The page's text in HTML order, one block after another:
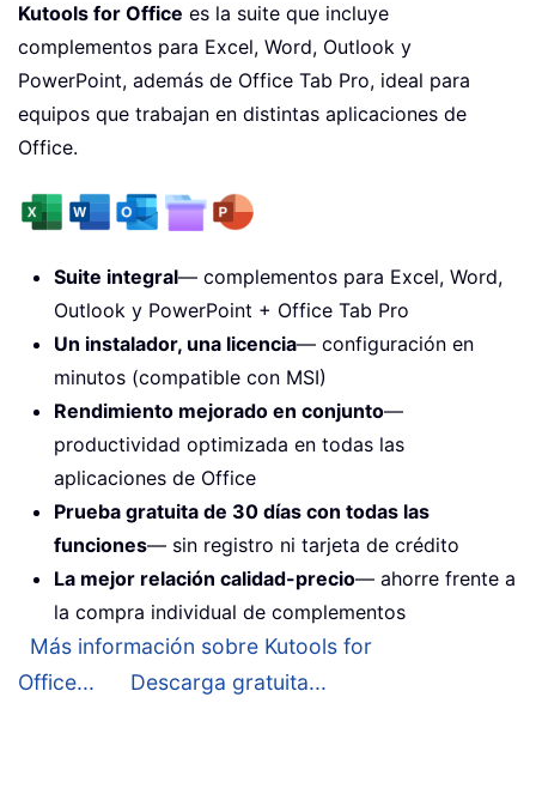
Kutools for Office es la suite que incluye
complementos para Excel, Word, Outlook y
PowerPoint, además de Office Tab Pro, ideal para
equipos que trabajan en distintas aplicaciones de
Office.
Suite integral— complementos para Excel, Word,
Outlook y PowerPoint + Office Tab Pro
Un instalador, una licencia— configuración en
minutos (compatible con MSI)
Rendimiento mejorado en conjunto—
productividad optimizada en todas las
aplicaciones de Office
Prueba gratuita de 30 días con todas las
funciones— sin registro ni tarjeta de crédito
La mejor relación calidad-precio— ahorre frente a
la compra individual de complementos
Más información sobre Kutools for
Office...
Descarga gratuita...